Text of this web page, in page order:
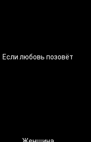
Если любовь позовёт